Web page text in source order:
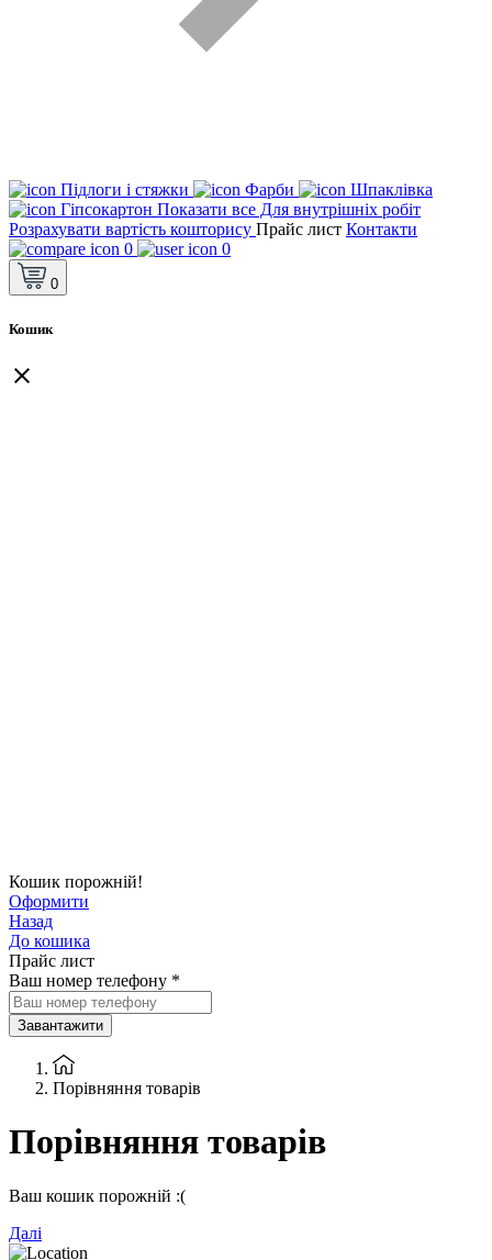
Підлоги і стяжки Фарби
Шпаклівка
Гіпсокартон Показати все Для внутрішніх робіт
Розрахувати вартість кошторису Прайс лист Контакти
0
0
0
Кошик
Кошик порожній!
Оформити
Назад
До кошика
Прайс лист
Ваш номер телефону *
Завантажити
Порівняння товарів
Порівняння товарів
Ваш кошик порожній :(
Далі